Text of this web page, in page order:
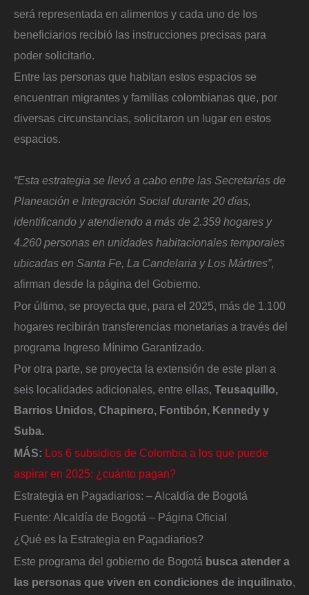
será representada en alimentos y cada uno de los
beneficiarios recibió las instrucciones precisas para
poder solicitarlo.
Entre las personas que habitan estos espacios se
encuentran migrantes y familias colombianas que, por
diversas circunstancias, solicitaron un lugar en estos
espacios.
“Esta estrategia se llevó a cabo entre las Secretarías de
Planeación e Integración Social durante 20 días,
identificando y atendiendo a más de 2.359 hogares y
4.260 personas en unidades habitacionales temporales
ubicadas en Santa Fe, La Candelaria y Los Mártires”,
afirman desde la página del Gobierno.
Por último, se proyecta que, para el 2025, más de 1.100
hogares recibirán transferencias monetarias a través del
programa Ingreso Mínimo Garantizado.
Por otra parte, se proyecta la extensión de este plan a
seis localidades adicionales, entre ellas, Teusaquillo,
Barrios Unidos, Chapinero, Fontibón, Kennedy y
Suba.
MÁS: Los 6 subsidios de Colombia a los que puede
aspirar en 2025: ¿cuánto pagan?
Estrategia en Pagadiarios: – Alcaldía de Bogotá
Fuente: Alcaldía de Bogotá – Página Oficial
¿Qué es la Estrategia en Pagadiarios?
Este programa del gobierno de Bogotá busca atender a
las personas que viven en condiciones de inquilinato,